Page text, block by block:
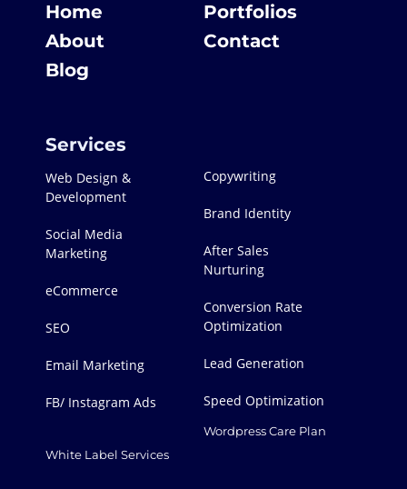
Home
Portfolios
About
Contact
Blog
Services
Web Design &
Development
Social Media
Marketing
eCommerce
SEO
Email Marketing
FB/ Instagram Ads
White Label Services
Copywriting
Brand Identity
After Sales
Nurturing
Conversion Rate
Optimization
Lead Generation
Speed Optimization
Wordpress Care Plan